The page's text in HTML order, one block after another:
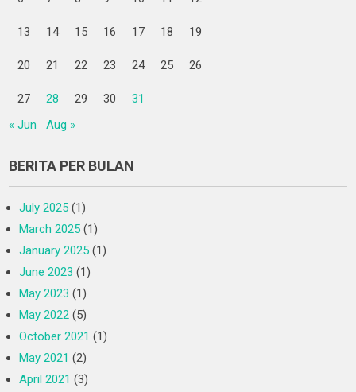
13 14 15 16 17 18 19
20 21 22 23 24 25 26
27 28 29 30
31
« Jun
Aug »
BERITA PER BULAN
July 2025 (1)
March 2025 (1)
January 2025 (1)
June 2023 (1)
May 2023 (1)
May 2022 (5)
October 2021 (1)
May 2021 (2)
April 2021 (3)